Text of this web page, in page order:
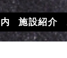
施設紹介